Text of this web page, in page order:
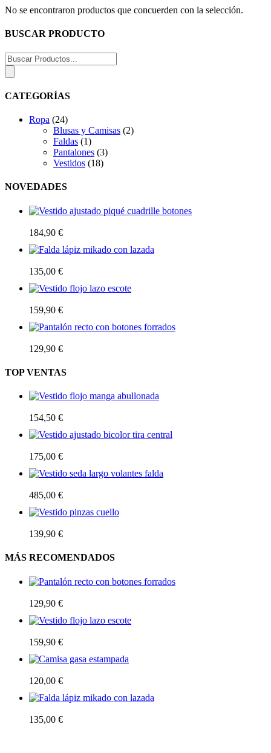
No se encontraron productos que concuerden con la selección.
BUSCAR PRODUCTO
Búsqueda
de
productos
CATEGORÍAS
Ropa (24)
Blusas y Camisas (2)
Faldas (1)
Pantalones (3)
Vestidos (18)
NOVEDADES
184,90 €
135,00 €
159,90 €
129,90 €
TOP VENTAS
154,50 €
175,00 €
485,00 €
139,90 €
MÁS RECOMENDADOS
129,90 €
159,90 €
120,00 €
135,00 €